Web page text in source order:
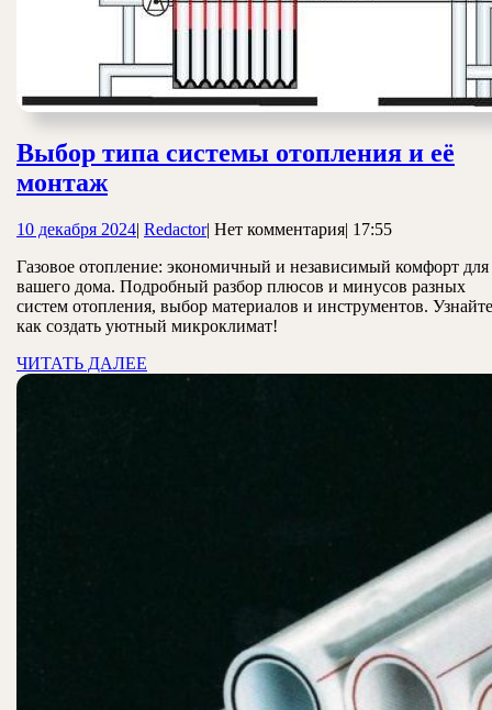
Выбор типа системы отопления и её
монтажВыбор
системы
отопления
и
её
монтаж
10 декабря 202410
2024
| RedactorRedactor
| Нет комментария| 17:55
Газовое отопление: экономичный и независимый комфорт для
вашего дома. Подробный разбор плюсов и минусов разных
систем отопления, выбор материалов и инструментов.
как создать уютный микроклимат!
ЧИТАТЬ ДАЛЕЕ
ДАЛЕЕ